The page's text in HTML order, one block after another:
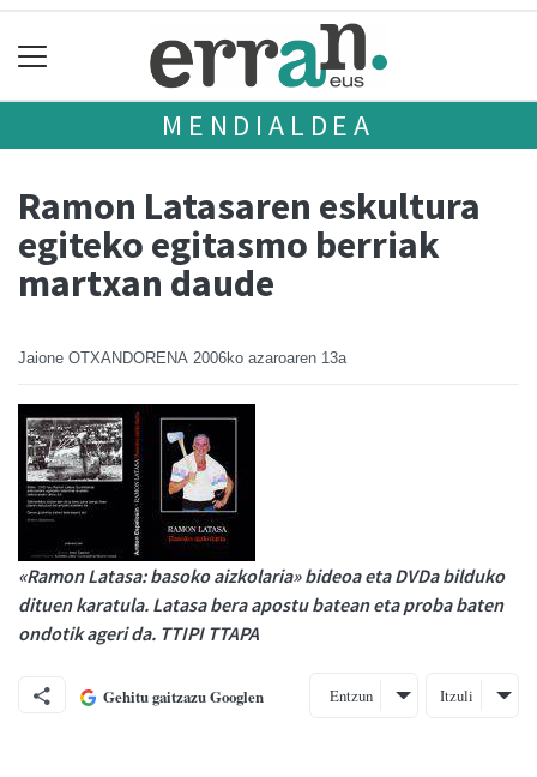
MENDIALDEA
Ramon Latasaren eskultura
egiteko egitasmo berriak
martxan daude
Jaione OTXANDORENA 2006ko azaroaren 13a
«Ramon Latasa: basoko aizkolaria» bideoa eta DVDa bilduko
dituen karatula. Latasa bera apostu batean eta proba baten
ondotik ageri da. TTIPI TTAPA
Gehitu gaitzazu Googlen Entzun Itzuli